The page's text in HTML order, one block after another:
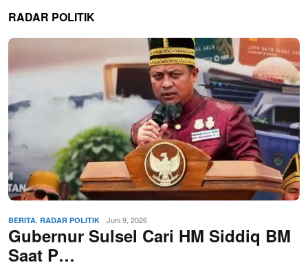
RADAR POLITIK
BERITA RADAR POLITIK Juni 9, 2026
Gubernur Sulsel Cari HM Siddiq BM
Saat P…